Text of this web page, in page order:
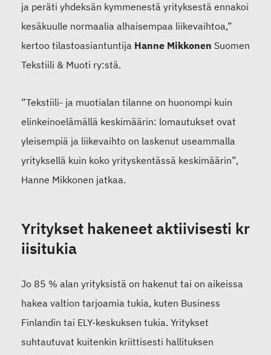
ja peräti yhdeksän kymmenestä yrityksestä ennakoi
kesäkuulle normaalia alhaisempaa liikevaihtoa,”
kertoo tilastoasiantuntija Hanne Mikkonen Suomen
Tekstiili & Muoti ry:stä.
”Tekstiili- ja muotialan tilanne on huonompi kuin
elinkeinoelämällä keskimäärin: lomautukset ovat
yleisempiä ja liikevaihto on laskenut useammalla
yrityksellä kuin koko yrityskentässä keskimäärin”,
Hanne Mikkonen jatkaa.
Yritykset hakeneet aktiivisesti kr
iisitukia
Jo 85 % alan yrityksistä on hakenut tai on aikeissa
hakea valtion tarjoamia tukia, kuten Business
Finlandin tai ELY-keskuksen tukia. Yritykset
suhtautuvat kuitenkin kriittisesti hallituksen